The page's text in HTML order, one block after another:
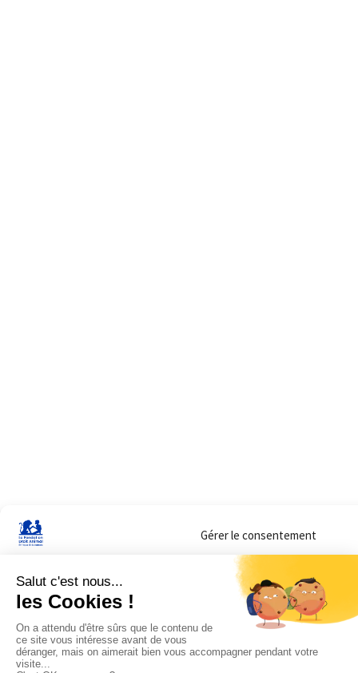
Gérer le consentement
Sur ce site, nous utilisons des cookies pour mesurer notre audience et vous
lorsque vous y consentez. Vous pouvez sélectionner ceux que vous autorisez
navigation.